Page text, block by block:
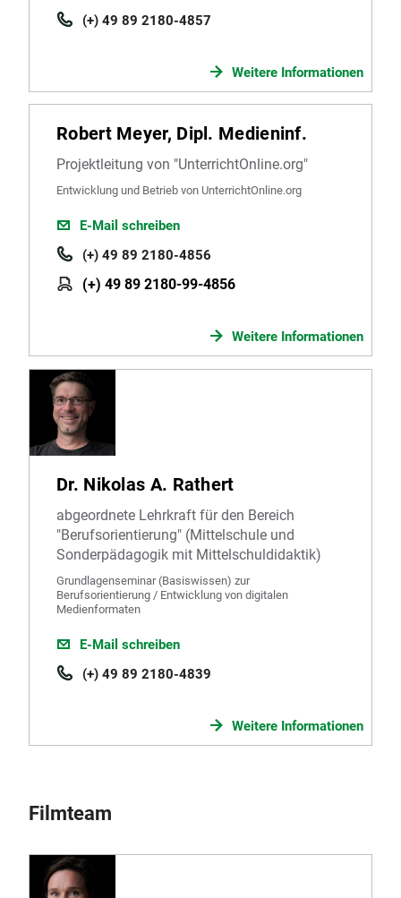
(+) 49 89 2180-4857
Weitere Informationen
Robert Meyer, Dipl. Medieninf.
Projektleitung von "UnterrichtOnline.org"
Entwicklung und Betrieb von UnterrichtOnline.org
E-Mail schreiben
(+) 49 89 2180-4856
(+) 49 89 2180-99-4856
Weitere Informationen
Dr. Nikolas A. Rathert
abgeordnete Lehrkraft für den Bereich
"Berufsorientierung" (Mittelschule und
Sonderpädagogik mit Mittelschuldidaktik)
Grundlagenseminar (Basiswissen) zur
Berufsorientierung / Entwicklung von digitalen
Medienformaten
E-Mail schreiben
(+) 49 89 2180-4839
Weitere Informationen
Filmteam